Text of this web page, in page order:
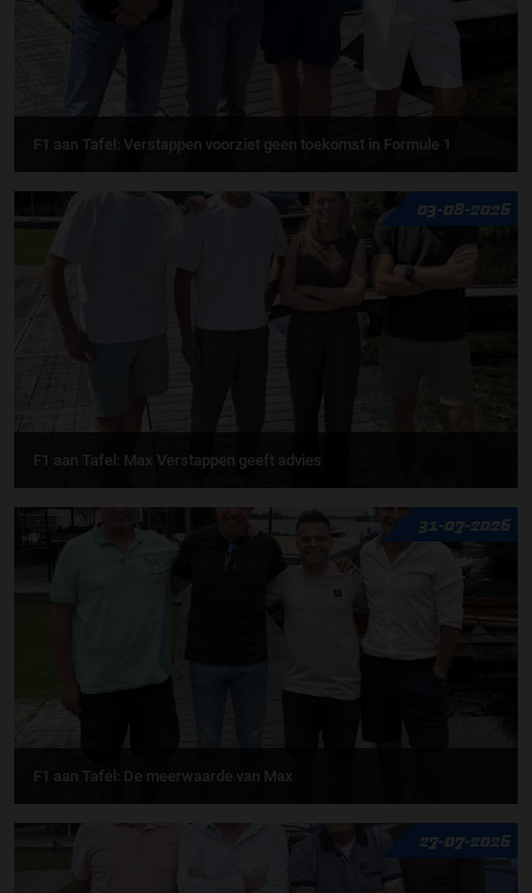
F1 aan Tafel: Verstappen voorziet geen toekomst in Formule 1
03-08-2026
F1 aan Tafel: Max Verstappen geeft advies
31-07-2026
F1 aan Tafel: De meerwaarde van Max
27-07-2026